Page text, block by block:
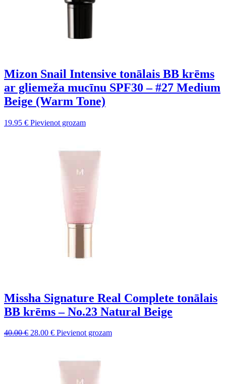
Mizon Snail Intensive tonālais BB krēms
ar gliemeža mucīnu SPF30 – #27 Medium
Beige (Warm Tone)
19.95 € Pievienot grozam
Missha Signature Real Complete tonālais
BB krēms – No.23 Natural Beige
40.00€ Sākotnējā
28.00 €Pašreizējā
28.00 €.
Pievienot grozam